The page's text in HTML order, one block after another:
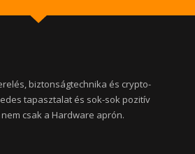
biztonságtechnika és crypto-
tapasztalat és sok-sok pozitív
csak a Hardware aprón.